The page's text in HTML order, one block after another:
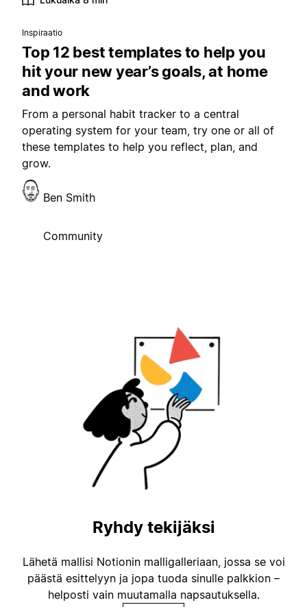
Inspiraatio
Top 12 best templates to help you
hit your new year’s goals, at home
and work
From a personal habit tracker to a central
operating system for your team, try one or all of
these templates to help you reflect, plan, and
grow.
Ben Smith
Community
Ryhdy tekijäksi
Lähetä mallisi Notionin malligalleriaan, jossa se voi
päästä esittelyyn ja jopa tuoda sinulle palkkion –
helposti vain muutamalla napsautuksella.